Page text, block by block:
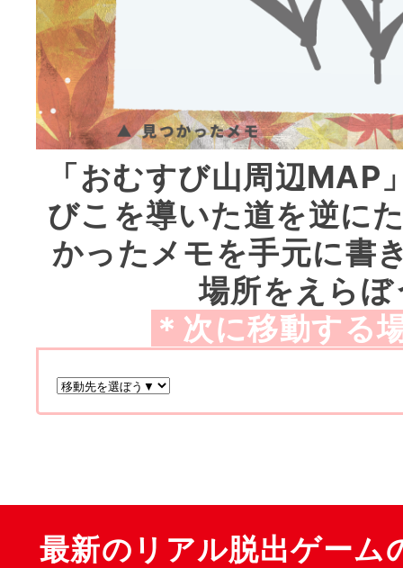
「おむすび山周辺MAP
びこを導いた道を逆に
かったメモを手元に書
場所をえらぼ
＊次に移動する
最新のリアル脱出ゲーム